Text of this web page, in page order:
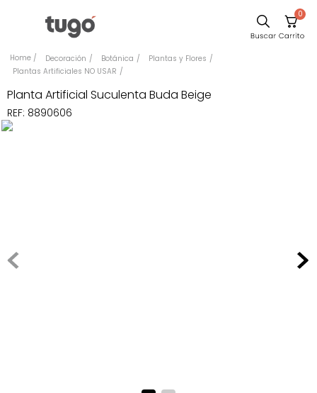
0
Decoración Botánica
Plantas y Flores
Plantas Artificiales NO USAR
Planta Artificial Suculenta Buda Beige
REF: 8890606
Sillas
Escritorio